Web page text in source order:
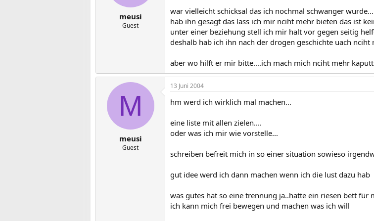
meusi
Guest
war vielleicht schicksal das ich nochmal schwanger
hab ihn gesagt das lass ich mir nciht mehr bieten das ist
unter einer beziehung stell ich mir halt vor gegen seitig
deshalb hab ich ihn nach der drogen geschichte uach nciht
aber wo hilft er mir bitte....ich mach mich nciht mehr kaputt
M
meusi
Guest
13 Juni 2004
hm werd ich wirklich mal machen...
eine liste mit allen zielen....
oder was ich mir wie vorstelle...
schreiben befreit mich in so einer situation sowieso
gut idee werd ich dann machen wenn ich die lust dazu hab
was gutes hat so eine trennung ja..hatte ein riesen bett für
ich kann mich frei bewegen und machen was ich will